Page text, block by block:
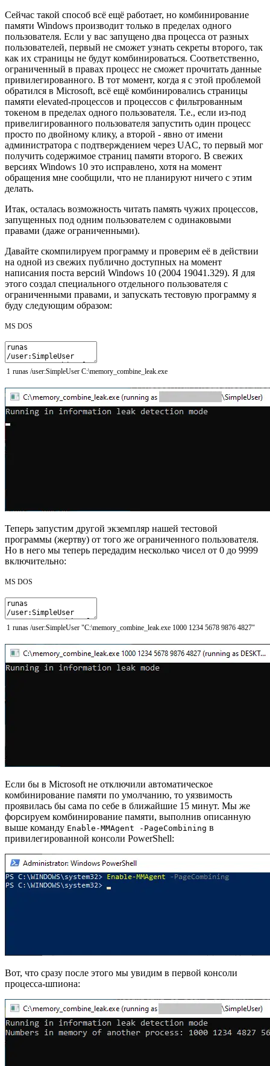
Сейчас такой способ всё ещё работает, но комбинирование
памяти Windows производит только в пределах одного
пользователя. Если у вас запущено два процесса от разных
пользователей, первый не сможет узнать секреты второго, так
как их страницы не будут комбинироваться. Соответственно,
ограниченный в правах процесс не сможет прочитать данные
привилегированного. В тот момент, когда я с этой проблемой
обратился в Microsoft, всё ещё комбинировались страницы
памяти elevated-процессов и процессов с фильтрованным
токеном в пределах одного пользователя. Т.е., если из-под
привелигированного пользователя запустить один процесс
просто по двойному клику, а второй - явно от имени
администратора с подтверждением через UAC, то первый мог
получить содержимое страниц памяти второго. В свежих
версиях Windows 10 это исправлено, хотя на момент
обращения мне сообщили, что не планируют ничего с этим
делать.
Итак, осталась возможность читать память чужих процессов,
запущенных под одним пользователем с одинаковыми
правами (даже ограниченными).
Давайте скомпилируем программу и проверим её в действии
на одной из свежих публично доступных на момент
написания поста версий Windows 10 (2004 19041.329). Я для
этого создал специального отдельного пользователя с
ограниченными правами, и запускать тестовую программу я
буду следующим образом:
MS DOS
1 runas /user:SimpleUser C:\memory combine leak.exe
Теперь запустим другой экземпляр нашей тестовой
программы (жертву) от того же ограниченного пользователя.
Но в него мы теперь передадим несколько чисел от 0 до 9999
включительно:
MS DOS
1 runas /user:SimpleUser "C:\memory_combine_leak.exe 1000 1234 5678 9876 4827"
Если бы в Microsoft не отключили автоматическое
комбинирование памяти по умолчанию, то уязвимость
проявилась бы сама по себе в ближайшие 15 минут. Мы же
форсируем комбинирование памяти, выполнив описанную
выше команду Enable-MMAgent -PageCombining в
привилегированной консоли PowerShell:
Вот, что сразу после этого мы увидим в первой консоли
процесса-шпиона: